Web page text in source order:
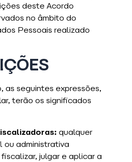
deste Acordo
no âmbito do
Pessoais realizado
as seguintes expressões,
terão os significados
qualquer
ou administrativa
julgar e aplicar a